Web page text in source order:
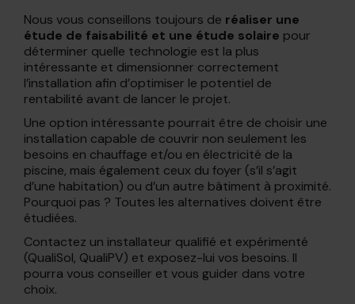
Nous vous conseillons toujours de réaliser une
étude de faisabilité et une étude solaire pour
déterminer quelle technologie est la plus
intéressante et dimensionner correctement
l’installation afin d’optimiser le potentiel de
rentabilité avant de lancer le projet.
Une option intéressante pourrait être de choisir une
installation capable de couvrir non seulement les
besoins en chauffage et/ou en électricité de la
piscine, mais également ceux du foyer (s’il s’agit
d’une habitation) ou d’un autre bâtiment à proximité.
Pourquoi pas ? Toutes les alternatives doivent être
étudiées.
Contactez un installateur qualifié et expérimenté
(QualiSol, QualiPV) et exposez-lui vos besoins. Il
pourra vous conseiller et vous guider dans votre
choix.